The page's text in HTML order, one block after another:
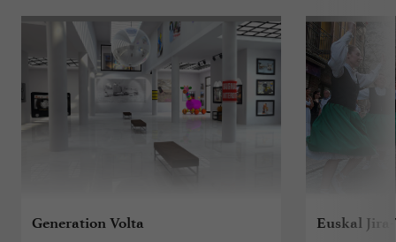
Generation Volta Euskal